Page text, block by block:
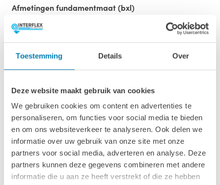
Toestemming Details Over
Deze website maakt gebruik van cookies
We gebruiken cookies om content en advertenties te
personaliseren, om functies voor social media te bieden
en om ons websiteverkeer te analyseren. Ook delen we
informatie over uw gebruik van onze site met onze
partners voor social media, adverteren en analyse. Deze
partners kunnen deze gegevens combineren met andere
informatie die u aan ze heeft verstrekt of die ze hebben
Afmetingen fundamentmaat (bxl)
Afmetingen inclusief oren (bxl)
695 x 845 cm
49,5 m2
Wandhoogte & nokhoogte
208 cm / 280 cm
Wanddikte
50 mm
Luifel